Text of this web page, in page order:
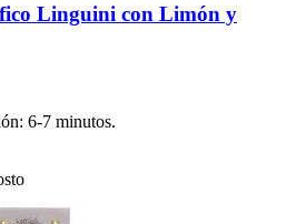
Linguini con Limón y
6-7 minutos.